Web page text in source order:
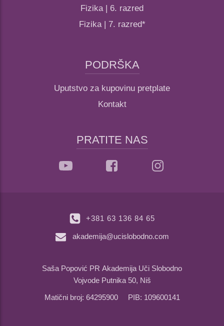
Fizika | 6. razred
Fizika | 7. razred*
PODRŠKA
Uputstvo za kupovinu pretplate
Kontakt
PRATITE NAS
+381 63 136 84 65
akademija@ucislobodno.com
Saša Popović PR Akademija Uči Slobodno
Vojvode Putnika 50, Niš
Matični broj: 64295900 PIB: 109600141